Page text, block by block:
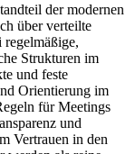
der modernen
über verteilte
regelmäßige,
Strukturen im
und feste
Orientierung im
für Meetings
und
Vertrauen in den